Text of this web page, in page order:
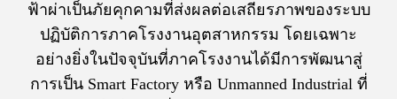
ฟ้าผ่าเป็นภัยคุกคามที่ส่งผลต่อเสถียรภาพของระบบ
ปฏิบัติการภาคโรงงานอุตสาหกรรม โดยเฉพาะ
อย่างยิ่งในปัจจุบันที่ภาคโรงงานได้มีการพัฒนาสู่
การเป็น Smart Factory หรือ Unmanned Industrial ที่